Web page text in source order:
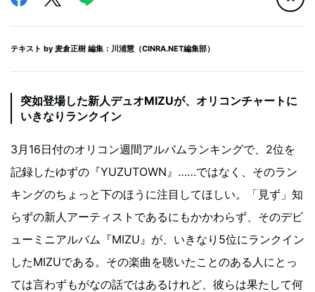
テキスト by 麦倉正樹 編集：川浦慧（CINRA.NET編集部）
突如登場した新人デュオMIZUが、オリコンチャートに
いきなりランクイン
3月16日付のオリコン週間アルバムランキングで、2位を
記録したゆずの『YUZUTOWN』……ではなく、そのラン
キングのちょっと下のほうに注目してほしい。「見ず」知
らずの新人アーティストであるにもかかわらず、そのデビ
ューミニアルバム『MIZU』が、いきなり5位にランクイン
したMIZUである。その楽曲を聴いたことのある人にとっ
ては言わずもがなの話ではあるけれど、彼らは果たして何